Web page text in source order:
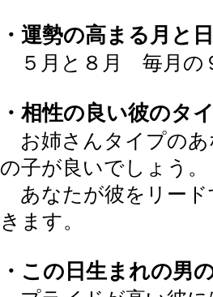
・運勢の高まる月と
５月と８月 毎月の
・相性の良い彼のタ
お姉さんタイプのあ
の子が良いでしょう。
あなたが彼をリード
きます。
・この日生まれの男